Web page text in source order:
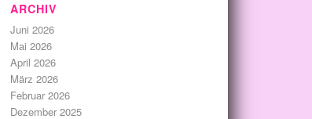
ARCHIV
Juni 2026
Mai 2026
April 2026
März 2026
Februar 2026
Dezember 2025